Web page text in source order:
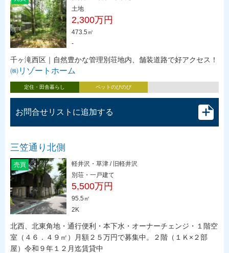
土地
2,300万円
473.5㎡
-
千ヶ滝西区｜自然豊かな管理別荘地内、舗装道路で好アクセス！
㈱リゾートホーム
定住・田舎暮らし ペットのびのび
お問合せリストに追加する
三笠通り北側
売買
軽井沢・草津 / 旧軽井沢
別荘・一戸建て
5,500万円
95.5㎡
2K
北西、北東角地・通行便利・本下水・オーナーチェンジ・１階空
室（４６．４９㎡）月額２５万円で募集中。２階（１Ｋ×２部
屋）令和９年１２月迄賃貸中